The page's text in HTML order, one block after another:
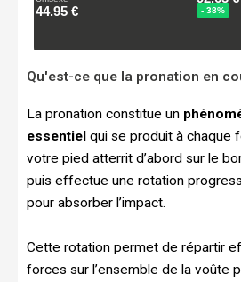
Qu'est-ce que la pronation en
La pronation constitue un
essentiel qui se produit à chaque
votre pied atterrit d’abord sur le
puis effectue une rotation
pour absorber l’impact.
Cette rotation permet de répartir
forces sur l’ensemble de la voûte